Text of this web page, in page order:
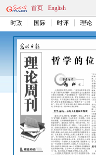
首页 English
时政 国际 时评 理论